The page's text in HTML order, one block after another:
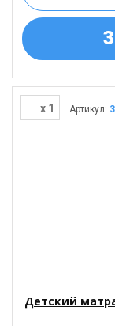
x 1 Артикул:
Детский